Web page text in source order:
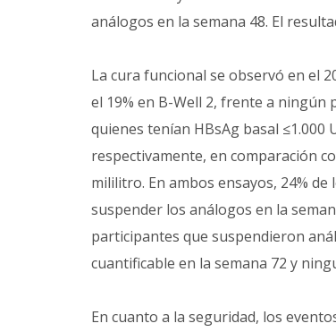
análogos en la semana 48. El
La cura funcional se observó en el
el 19% en B-Well 2, frente a
quienes tenían HBsAg basal ≤1.000
respectivamente, en comparación
mililitro. En ambos ensayos, 24%
suspender los análogos en la
participantes que suspendieron
cuantificable en la semana 72 y
En cuanto a la seguridad, los